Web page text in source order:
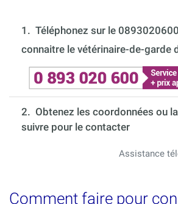
1. Téléphonez sur le
connaitre le vétérinaire-de-garde
2. Obtenez les coordonnées ou
suivre pour le contacter
Assistance
Comment faire pour